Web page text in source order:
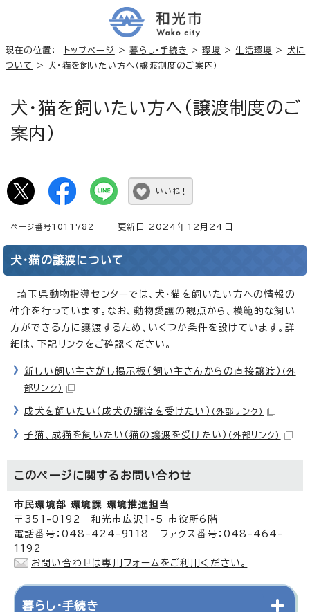
現在の位置： トップページ >暮らし・手続き >環境 > 生活環境 > 犬に
ついて
> 犬・猫を飼いたい方へ（譲渡制度のご案内）
犬・猫を飼いたい方へ（譲渡制度のご
案内）
いいね！
ページ番号1011782 更新日 2024年12月24日
犬・猫の譲渡について
埼玉県動物指導センターでは、犬・猫を飼いたい方への情報の
仲介を行っています。なお、動物愛護の観点から、模範的な飼い
方ができる方に譲渡するため、いくつか条件を設けています。詳
細は、下記リンクをご確認ください。
新しい飼い主さがし掲示板（飼い主さんからの直接譲渡） （外
部リンク）
成犬を飼いたい（成犬の譲渡を受けたい） （外部リンク）
子猫、成猫を飼いたい（猫の譲渡を受けたい） （外部リンク）
このページに関する お問い合わせ
市民環境部 環境課 環境推進担当
〒351-0192 和光市広沢1-5 市役所6階
電話番号：048-424-9118 ファクス番号：048-464-
1192
お問い合わせは専用フォームをご利用ください。
暮らし・手続き